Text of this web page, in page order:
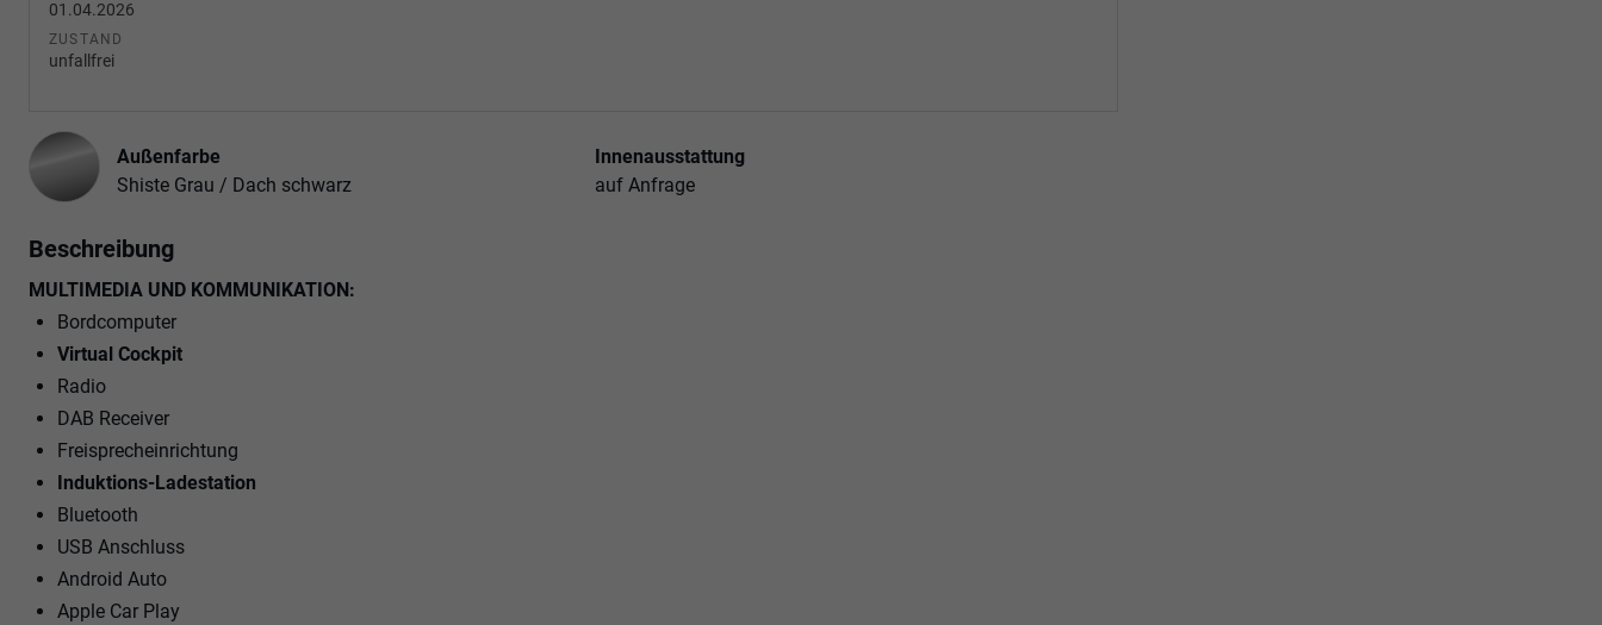
01.04.2026
ZUSTAND
unfallfrei
Außenfarbe
Shiste Grau / Dach schwarz
Innenausstattung
auf Anfrage
Beschreibung
MULTIMEDIA UND KOMMUNIKATION:
Bordcomputer
Virtual Cockpit
Radio
DAB Receiver
Freisprecheinrichtung
Induktions-Ladestation
Bluetooth
USB Anschluss
Android Auto
Apple Car Play